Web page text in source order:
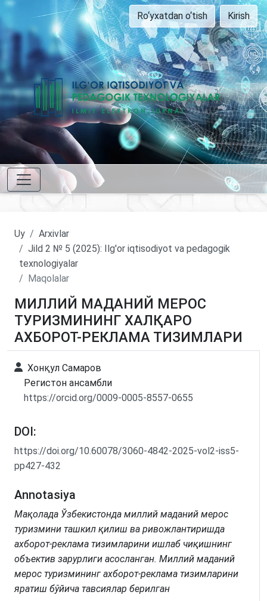
Ro‘yxatdan o‘tish Kirish
Uy
Arxivlar
Jild 2 № 5 (2025): Ilg'or iqtisodiyot va pedagogik
texnologiyalar
Maqolalar
МИЛЛИЙ МАДАНИЙ МЕРОС
ТУРИЗМИНИНГ ХАЛҚАРО
АХБОРОТ-РЕКЛАМА ТИЗИМЛАРИ
Хонқул Самаров
Регистон ансамбли
https://orcid.org/0009-0005-8557-0655
DOI:
https://doi.org/10.60078/3060-4842-2025-vol2-iss5-
pp427-432
Annotasiya
Мақолада Ўзбекистонда миллий маданий мерос
туризмини ташкил қилиш ва ривожлантиришда
ахборот-реклама тизимларини ишлаб чиқишнинг
объектив зарурлиги асосланган. Миллий маданий
мерос туризмининг ахборот-реклама тизимларини
яратиш бўйича тавсиялар берилган